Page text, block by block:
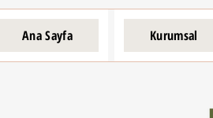
Ana Sayfa Kurumsal